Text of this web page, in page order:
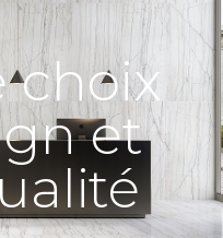
choix
et